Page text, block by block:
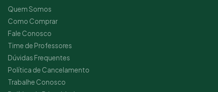
Quem Somos
Como Comprar
Fale Conosco
Time de Professores
Dúvidas Frequentes
Política de Cancelamento
Trabalhe Conosco